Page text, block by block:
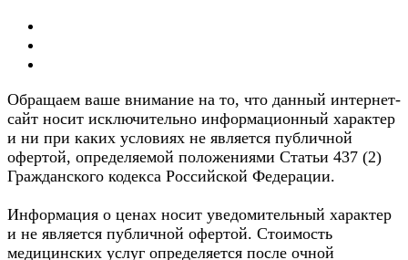
Обращаем ваше внимание на то, что данный интернет-
сайт носит исключительно информационный характер
и ни при каких условиях не является публичной
офертой, определяемой положениями Статьи 437 (2)
Гражданского кодекса Российской Федерации.
Информация о ценах носит уведомительный характер
и не является публичной офертой. Стоимость
медицинских услуг определяется после очной